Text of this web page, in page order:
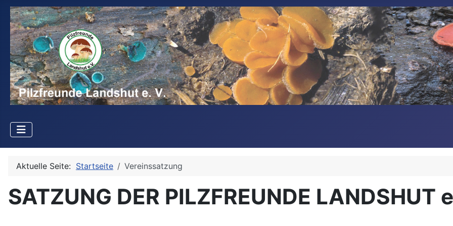
Aktuelle Seite: Startseite Vereinssatzung
SATZUNG DER PILZFREUNDE LANDSHUT